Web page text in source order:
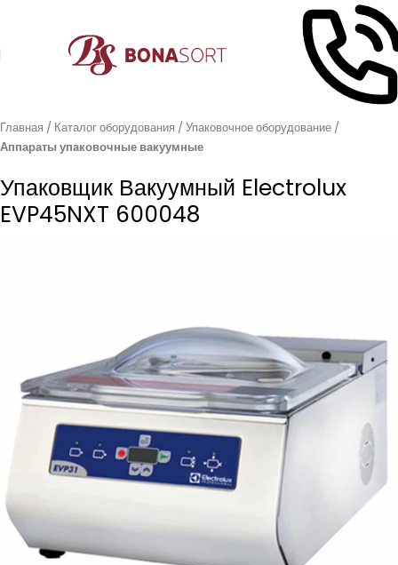
Главная Каталог оборудования
Упаковочное оборудование
Аппараты упаковочные вакуумные
Упаковщик Вакуумный Electrolux
EVP45NXT 600048